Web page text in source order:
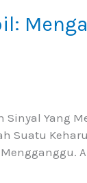
Sinyal Yang
Suatu